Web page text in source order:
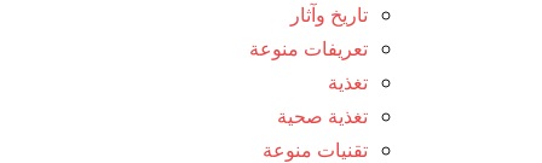
تاريخ وآثار
تعريفات منوعة
تغذية
تغذية صحية
تقنيات منوعة